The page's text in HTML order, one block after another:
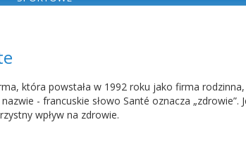
która powstała w 1992 roku jako firma
- francuskie słowo Santé oznacza
wpływ na zdrowie.